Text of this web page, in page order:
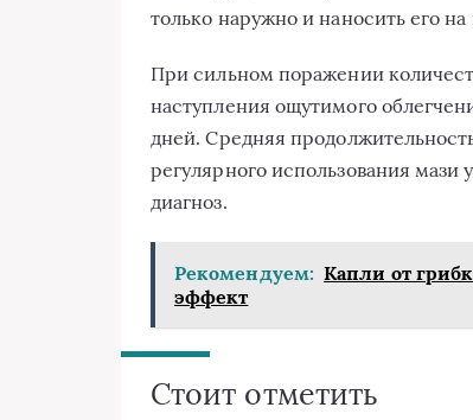
только наружно и наносить его
При сильном поражении
наступления ощутимого
дней. Средняя
регулярного использования
диагноз.
Рекомендуем: Капли от
эффект
Стоит отметить